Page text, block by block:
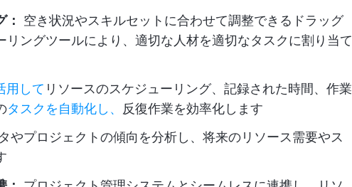
：
空き状況やスキルセットに合わせて調整できるドラッグ
リングツールにより、適切な人材を適切なタスクに割り当て
用して リソースのスケジューリング、記録された時間、作業
タスクを自動化し、 反復作業を効率化します
やプロジェクトの傾向を分析し、将来のリソース需要やス